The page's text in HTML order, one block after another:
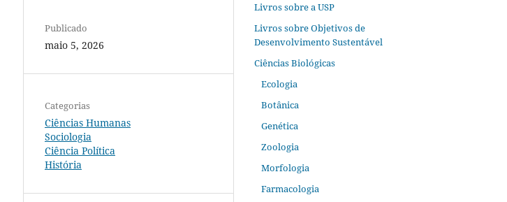
Publicado
maio 5, 2026
Categorias
Ciências Humanas
Sociologia
Ciência Política
História
Livros sobre a USP
Livros sobre Objetivos de
Desenvolvimento Sustentável
Ciências Biológicas
Ecologia
Botânica
Genética
Zoologia
Morfologia
Farmacologia